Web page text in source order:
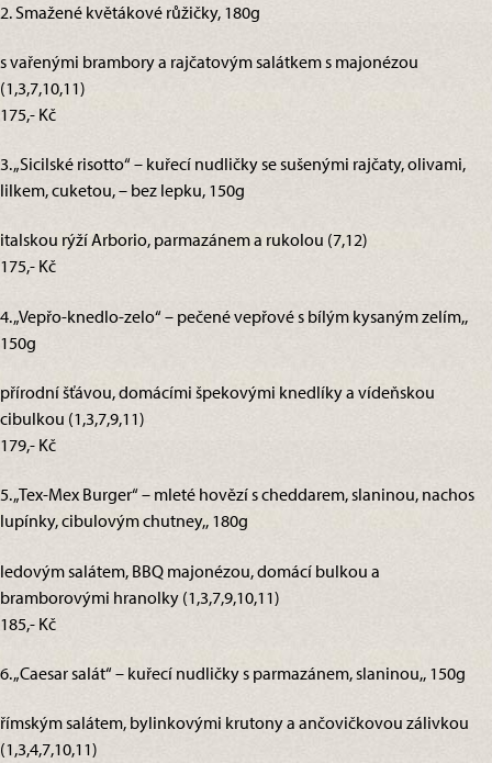
2. Smažené květákové růžičky, 180g
s vařenými brambory a rajčatovým salátkem s majonézou
(1,3,7,10,11)
175,- Kč
3. „Sicilské risotto“ – kuřecí nudličky se sušenými rajčaty, olivami,
lilkem, cuketou, – bez lepku, 150g
italskou rýží Arborio, parmazánem a rukolou (7,12)
175,- Kč
4. „Vepřo-knedlo-zelo“ – pečené vepřové s bílým kysaným zelím,,
150g
přírodní šťávou, domácími špekovými knedlíky a vídeňskou
cibulkou (1,3,7,9,11)
179,- Kč
5. „Tex-Mex Burger“ – mleté hovězí s cheddarem, slaninou, nachos
lupínky, cibulovým chutney,, 180g
ledovým salátem, BBQ majonézou, domácí bulkou a
bramborovými hranolky (1,3,7,9,10,11)
185,- Kč
6. „Caesar salát“ – kuřecí nudličky s parmazánem, slaninou,, 150g
římským salátem, bylinkovými krutony a ančovičkovou zálivkou
(1,3,4,7,10,11)